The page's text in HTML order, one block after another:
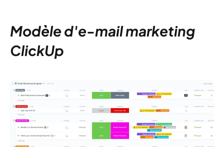
Modèle d'e-mail marketing
ClickUp